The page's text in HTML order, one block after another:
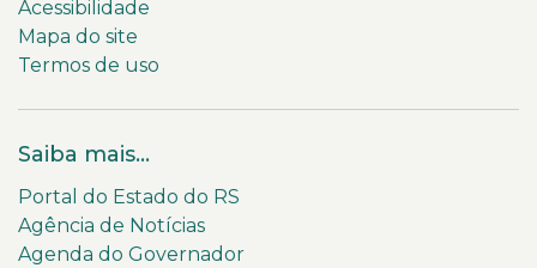
Acessibilidade
Mapa do site
Termos de uso
Saiba mais...
Portal do Estado do RS
Agência de Notícias
Agenda do Governador